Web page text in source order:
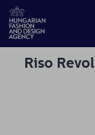
HFDA
Riso